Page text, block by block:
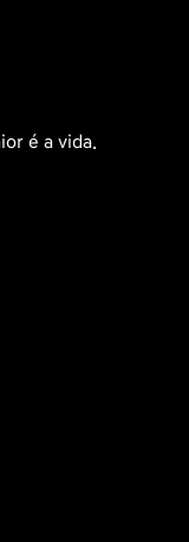
é a vida.